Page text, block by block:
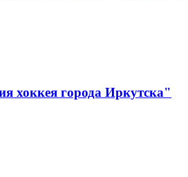
хоккея города Иркутска"